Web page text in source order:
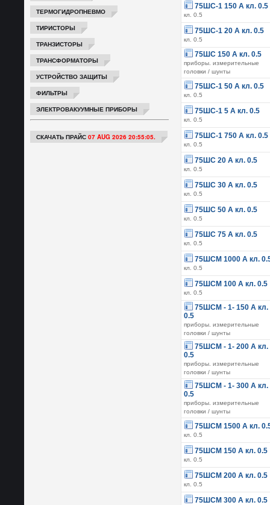
ТЕРМОГИДРОПНЕВМО
ТИРИСТОРЫ
ТРАНЗИСТОРЫ
ТРАНСФОРМАТОРЫ
УСТРОЙСТВО ЗАЩИТЫ
ФИЛЬТРЫ
ЭЛЕКТРОВАКУУМНЫЕ ПРИБОРЫ
СКАЧАТЬ ПРАЙС 07 AUG 2026 20:55:05.
75ШС-1 150 А кл. 0.5
кл. 0.5
75ШС-1 20 А кл. 0.5
кл. 0.5
75ШС 150 А кл. 0.5
приборы. измерительные
головки / шунты
75ШС-1 50 А кл. 0.5
кл. 0.5
75ШС-1 5 А кл. 0.5
кл. 0.5
75ШС-1 750 А кл. 0.5
кл. 0.5
75ШС 20 А кл. 0.5
кл. 0.5
75ШС 30 А кл. 0.5
кл. 0.5
75ШС 50 А кл. 0.5
кл. 0.5
75ШС 75 А кл. 0.5
кл. 0.5
75ШСМ 1000 А кл.
кл. 0.5
75ШСМ 100 А кл. 0.5
кл. 0.5
75ШСМ - 1- 150 А кл.
0.5
приборы. измерительные
головки / шунты
75ШСМ - 1- 200 А кл.
0.5
приборы. измерительные
головки / шунты
75ШСМ - 1- 300 А кл.
0.5
приборы. измерительные
головки / шунты
75ШСМ 1500 А кл.
кл. 0.5
75ШСМ 150 А кл. 0.5
кл. 0.5
75ШСМ 200 А кл. 0.5
кл. 0.5
75ШСМ 300 А кл. 0.5